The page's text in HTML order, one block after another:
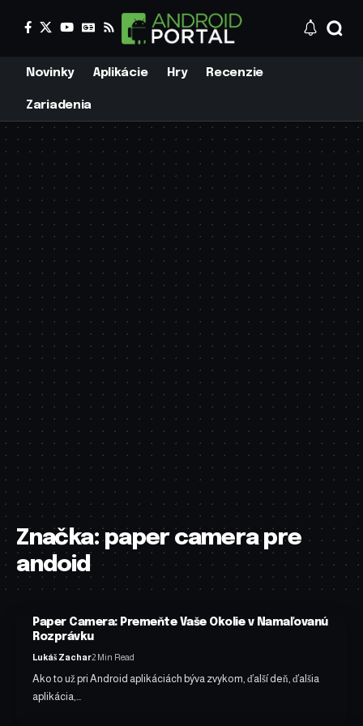
Novinky Aplikácie Hry Recenzie
Zariadenia
Značka:paper camera pre
andoid
Paper Camera: Premeňte Vaše Okolie v Namaľovanú
Rozprávku
Lukáš Zachar2 Min Read
Ako to už pri Android aplikáciách býva zvykom, ďalší deň, ďalšia
aplikácia,…